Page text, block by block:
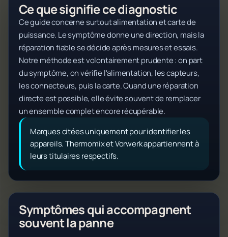
Ce que signifie ce diagnostic
Ce guide concerne surtout alimentation et carte de
puissance. Le symptôme donne une direction, mais la
réparation fiable se décide après mesures et essais.
Notre méthode est volontairement prudente : on part
du symptôme, on vérifie l'alimentation, les capteurs,
les connecteurs, puis la carte. Quand une réparation
directe est possible, elle évite souvent de remplacer
un ensemble complet encore récupérable.
Marques citées uniquement pour identifier les
appareils. Thermomix et Vorwerk appartiennent à
leurs titulaires respectifs.
Symptômes qui accompagnent
souvent la panne